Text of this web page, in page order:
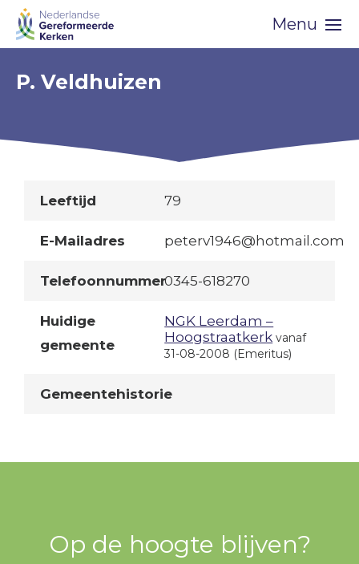
Skip
navigation
Menu
P. Veldhuizen
Leeftijd 79
E-Mailadres peterv1946@hotmail.com
Telefoonnummer0345-618270
Huidige
gemeente
NGK Leerdam –
Hoogstraatkerk vanaf
31-08-2008 (Emeritus)
Gemeentehistorie
Op de hoogte blijven?